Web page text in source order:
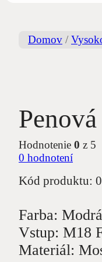
Domov /
Hodnotenie 0 z 5
0 hodnotení
Kód produktu:
Farba: Modrá
Vstup: M18
Materiál: